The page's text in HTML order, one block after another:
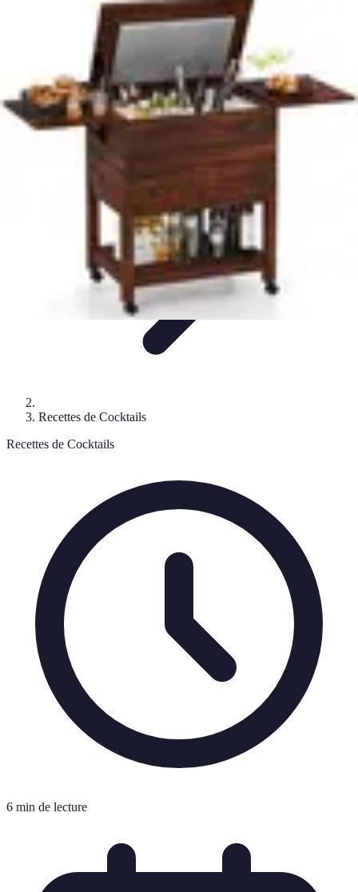
Guide des Cocktails
L'Art de la Mixologie
Ingrédients et Recettes Recettes
Tendances
Guide des Cocktails
Recettes de Cocktails
Recettes de Cocktails
6 min de lecture